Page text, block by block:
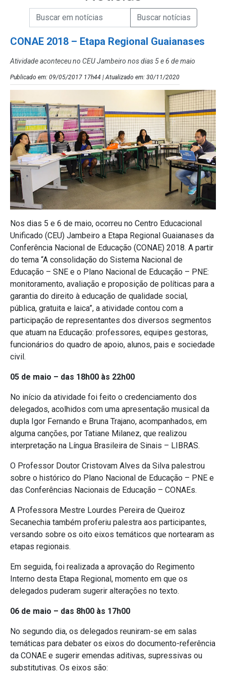
Campo de Busca de Notícias
Campo de Busca de informaçõesEnviar a Busca de Notícias
CONAE 2018 – Etapa Regional Guaianases
Atividade aconteceu no CEU Jambeiro nos dias 5 e 6 de maio
Publicado em: 09/05/2017 17h44 | Atualizado em: 30/11/2020
Nos dias 5 e 6 de maio, ocorreu no Centro Educacional
Unificado (CEU) Jambeiro a Etapa Regional Guaianases da
Conferência Nacional de Educação (CONAE) 2018. A partir
do tema “A consolidação do Sistema Nacional de
Educação – SNE e o Plano Nacional de Educação – PNE:
monitoramento, avaliação e proposição de políticas para a
garantia do direito à educação de qualidade social,
pública, gratuita e laica”, a atividade contou com a
participação de representantes dos diversos segmentos
que atuam na Educação: professores, equipes gestoras,
funcionários do quadro de apoio, alunos, pais e sociedade
civil.
05 de maio – das 18h00 às 22h00
No início da atividade foi feito o credenciamento dos
delegados, acolhidos com uma apresentação musical da
dupla Igor Fernando e Bruna Trajano, acompanhados, em
alguma canções, por Tatiane Milanez, que realizou
interpretação na Língua Brasileira de Sinais – LIBRAS.
O Professor Doutor Cristovam Alves da Silva palestrou
sobre o histórico do Plano Nacional de Educação – PNE e
das Conferências Nacionais de Educação – CONAEs.
A Professora Mestre Lourdes Pereira de Queiroz
Secanechia também proferiu palestra aos participantes,
versando sobre os oito eixos temáticos que nortearam as
etapas regionais.
Em seguida, foi realizada a aprovação do Regimento
Interno desta Etapa Regional, momento em que os
delegados puderam sugerir alterações no texto.
06 de maio – das 8h00 às 17h00
No segundo dia, os delegados reuniram-se em salas
temáticas para debater os eixos do documento-referência
da CONAE e sugerir emendas aditivas, supressivas ou
substitutivas. Os eixos são: